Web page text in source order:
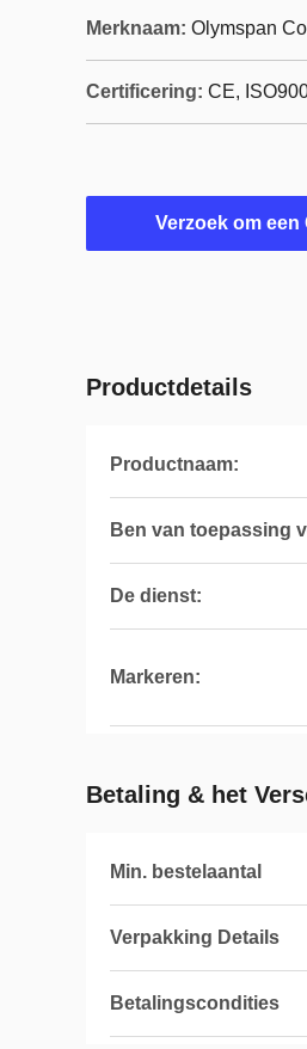
Merknaam: Olymspan
Certificering: CE,
Verzoek om een
Productdetails
Productnaam:
Ben van toepassing
De dienst:
Markeren:
Betaling & het
Min. bestelaantal
Verpakking Details
Betalingscondities